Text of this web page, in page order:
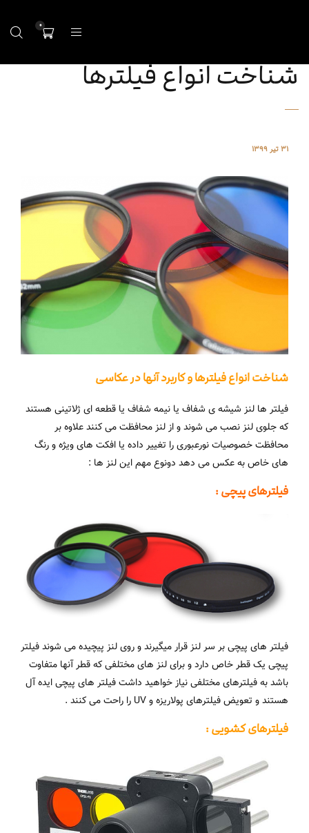
0
شناخت انواع فیلترها
31 تیر 1399
شناخت انواع فیلترها و کاربرد آنها در عکاسی
فیلتر ها لنز شیشه ی شفاف یا نیمه شفاف یا قطعه ای ژلاتینی هستند
که جلوی لنز نصب می شوند و از لنز محافظت می کنند علاوه بر
محافظت خصوصیات نورعبوری را تغییر داده یا افکت های ویژه و رنگ
های خاص به عکس می دهد دونوع مهم این لنز ها :
فیلترهای پیچی :
فیلتر های پیچی بر سر لنز قرار میگیرند و روی لنز پیچیده می شوند فیلتر
پیچی یک قطر خاص دارد و برای لنز های مختلفی که قطر آنها متفاوت
باشد به فیلترهای مختلفی نیاز خواهید داشت فیلتر های پیچی ایده آل
هستند و تعویض فیلترهای پولاریزه و UV را راحت می کنند .
فیلترهای کشویی :